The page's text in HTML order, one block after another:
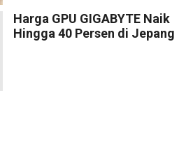
Harga GPU GIGABYTE Naik
Hingga 40 Persen di Jepang